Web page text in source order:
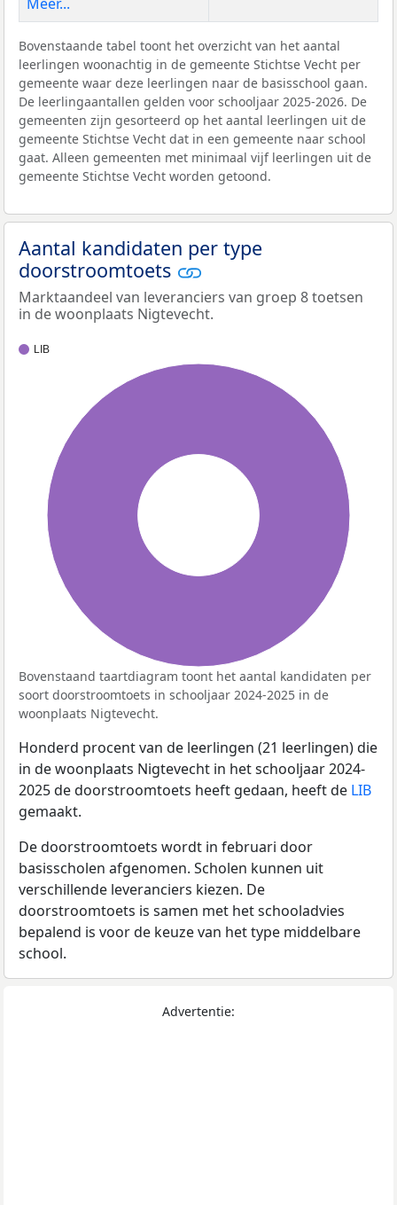
Bovenstaande tabel toont het overzicht van het aantal
leerlingen woonachtig in de gemeente Stichtse Vecht per
gemeente waar deze leerlingen naar de basisschool gaan.
De leerlingaantallen gelden voor schooljaar 2025-2026. De
gemeenten zijn gesorteerd op het aantal leerlingen uit de
gemeente Stichtse Vecht dat in een gemeente naar school
gaat. Alleen gemeenten met minimaal vijf leerlingen uit de
gemeente Stichtse Vecht worden getoond.
Aantal kandidaten per type
doorstroomtoets
Marktaandeel van leveranciers van groep 8 toetsen
in de woonplaats Nigtevecht.
LIB
Bovenstaand taartdiagram toont het aantal kandidaten per
soort doorstroomtoets in schooljaar 2024-2025 in de
woonplaats Nigtevecht.
Honderd procent van de leerlingen (21 leerlingen) die
in de woonplaats Nigtevecht in het schooljaar 2024-
2025 de doorstroomtoets heeft gedaan, heeft de LIB
gemaakt.
De doorstroomtoets wordt in februari door
basisscholen afgenomen. Scholen kunnen uit
verschillende leveranciers kiezen. De
doorstroomtoets is samen met het schooladvies
bepalend is voor de keuze van het type middelbare
school.
Advertentie: